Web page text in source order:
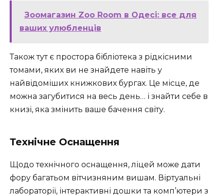
Зоомагазин Zoo Room в Одесі: все для
ваших улюбленців
Також тут є простора бібліотека з рідкісними
томами, яких ви не знайдете навіть у
найвідоміших книжкових бургах. Це місце, де
можна загубитися на весь день… і знайти себе в
книзі, яка змінить ваше бачення світу.
Технічне Оснащення
Щодо технічного оснащення, ліцей може дати
фору багатьом вітчизняним вишам. Віртуальні
лабораторії, інтерактивні дошки та комп’ютери з